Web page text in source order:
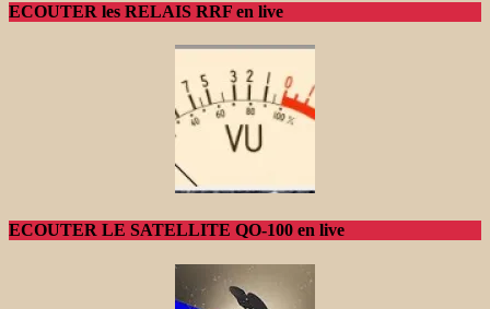
ECOUTER les RELAIS RRF en live
ECOUTER LE SATELLITE QO-100 en live